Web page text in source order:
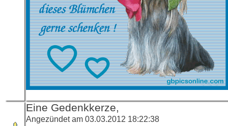
Eine Gedenkkerze,
Angezündet am 03.03.2012 18:22:38